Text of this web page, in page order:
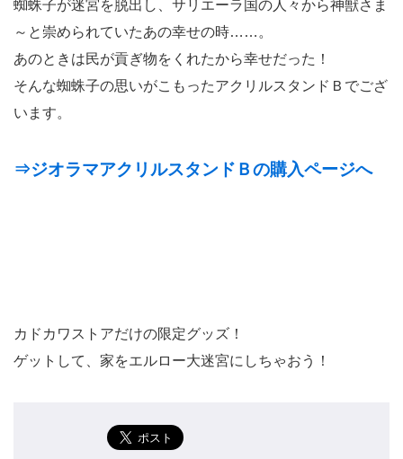
蜘蛛子が迷宮を脱出し、サリエーラ国の人々から神獣さま
～と崇められていたあの幸せの時……。
あのときは民が貢ぎ物をくれたから幸せだった！
そんな蜘蛛子の思いがこもったアクリルスタンドＢでござ
います。
⇒ジオラマアクリルスタンドＢの購入ページへ
カドカワストアだけの限定グッズ！
ゲットして、家をエルロー大迷宮にしちゃおう！